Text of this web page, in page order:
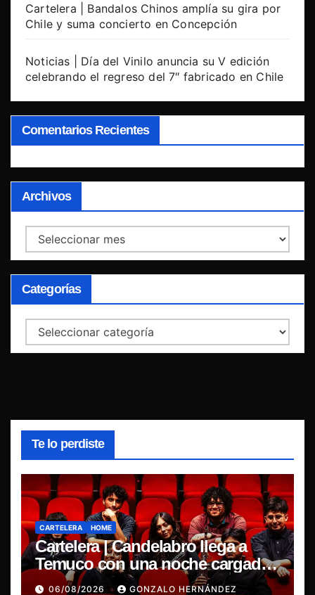
Cartelera | Bandalos Chinos amplía su gira por
Chile y suma concierto en Concepción
Noticias | Día del Vinilo anuncia su V edición
celebrando el regreso del 7″ fabricado en Chile
Comentarios Recientes
Archivos
Archivos
Categorías
Categorías
Te lo perdiste
CARTELERA HOME
Cartelera | Candelabro llega a
Temuco con una noche cargada
de indie
06/08/2026 GONZALO HERNÁNDEZ